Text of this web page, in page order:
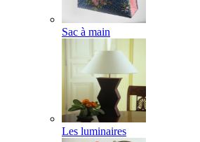
Sac à main
Les luminaires